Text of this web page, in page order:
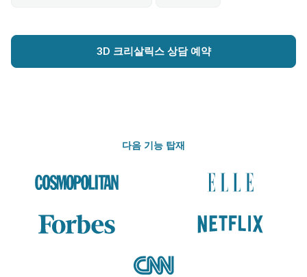
3D 크리살릭스 상담 예약
다음 기능 탑재